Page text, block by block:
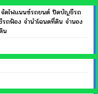
ดไฟเเนนซ์รถยนต์ ปิดบัญชีรถ
ถฟ้อง จำนำโฉนดที่ดิน จำนอง
น